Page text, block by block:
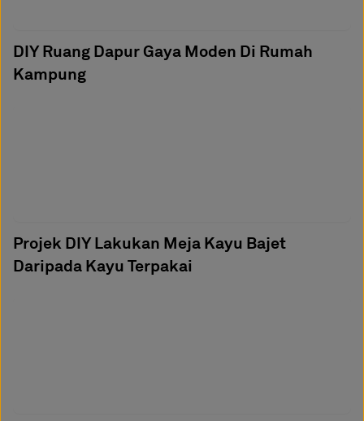
DIY Ruang Dapur Gaya Moden Di Rumah
Kampung
Projek DIY Lakukan Meja Kayu Bajet
Daripada Kayu Terpakai